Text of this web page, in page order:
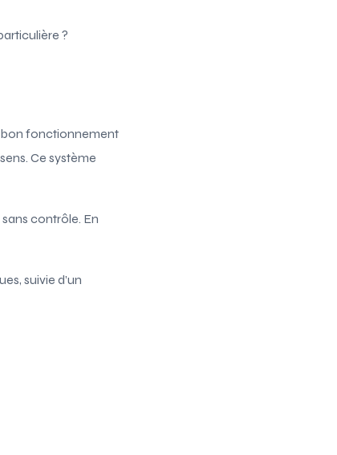
?
bon fonctionnement
Ce système
contrôle. En
suivie d’un